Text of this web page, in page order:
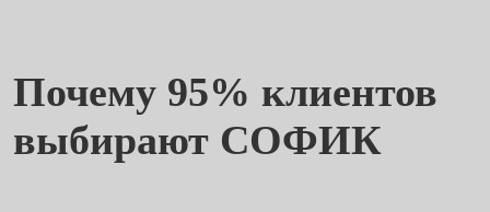
Почему 95% клиентов
выбирают СОФИК